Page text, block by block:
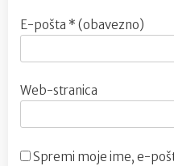
E-pošta * (obavezno)
Web-stranica
Spremi moje ime, e-